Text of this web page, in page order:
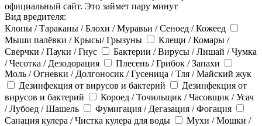
официальный сайт. Это займет пару минут
Вид вредителя:
Клопы / Тараканы / Блохи / Муравьи / Сеноед / Кожеед
Мыши палёвки / Крысы/ Грызуны
Клещи / Комары /
Сверчки / Пауки / Гнус
Бактерии / Вирусы / Лишай / Чумка
/ Чесотка / Дезодорация
Плесень / Грибок / Запахи
Моль / Огневки / Долгоносик / Гусеница / Тля / Майский жук
Дезинфекция от вирусов и бактерий
Дезинфекция от
вирусов и бактерий
Короед / Точильщик / Часовщик / Усач
/ Лубоед / Шашель
Фумигация / Дегазация / Фогация
Санация кулера / Чистка кулера для воды
Мухи / Мошки /